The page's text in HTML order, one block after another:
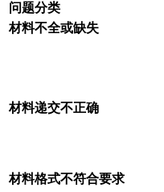
问题分类
材料不全或缺失
材料递交不正确
材料格式不符合要求